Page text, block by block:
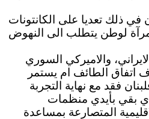
ذلك تعديا على الكانتونات
مرآة لوطن يتطلب الى النهوض
والاميركي السوري
اتفاق الطائف ام يستمر
فقد مع نهاية التجربة
بقي بأيدي منظمات
المتصارعة بمساعدة